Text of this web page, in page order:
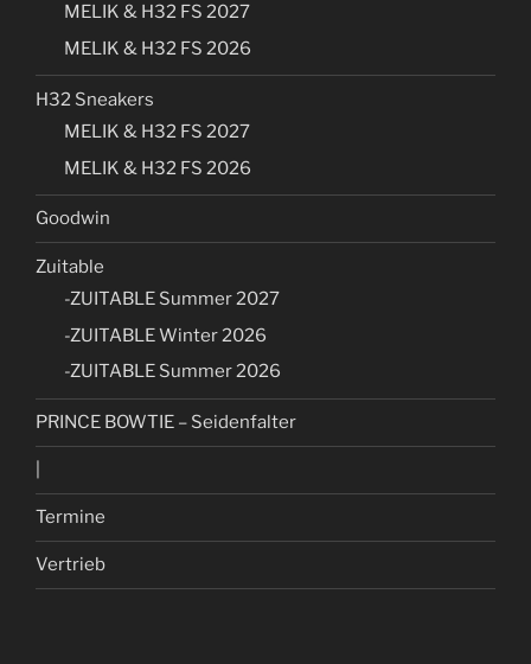
MELIK & H32 FS 2027
MELIK & H32 FS 2026
H32 Sneakers
MELIK & H32 FS 2027
MELIK & H32 FS 2026
Goodwin
Zuitable
-ZUITABLE Summer 2027
-ZUITABLE Winter 2026
-ZUITABLE Summer 2026
PRINCE BOWTIE – Seidenfalter
Termine
Vertrieb